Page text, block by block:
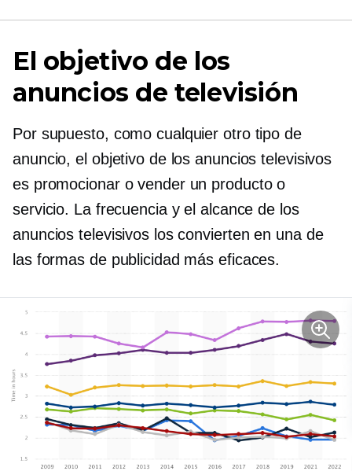
El objetivo de los
anuncios de televisión
Por supuesto, como cualquier otro tipo de
anuncio, el objetivo de los anuncios televisivos
es promocionar o vender un producto o
servicio. La frecuencia y el alcance de los
anuncios televisivos los convierten en una de
las formas de publicidad más eficaces.